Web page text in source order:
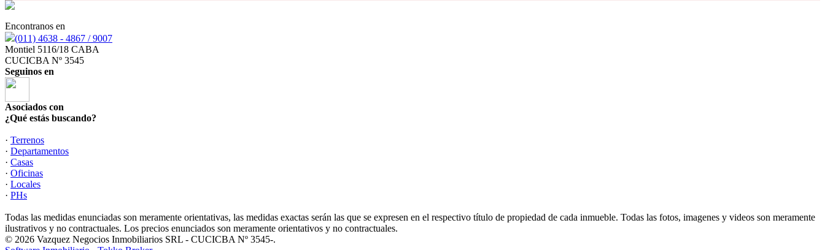
Encontranos en
(011) 4638 - 4867 / 9007
Montiel 5116/18 CABA
CUCICBA Nº 3545
Seguinos en
Asociados con
¿Qué estás buscando?
· Terrenos
· Departamentos
· Casas
· Oficinas
· Locales
· PHs
Todas las medidas enunciadas son meramente orientativas, las medidas exactas serán las que se expresen en el respectivo título de propiedad de cada inmueble. Todas las fotos, imagenes y videos son meramente
ilustrativos y no contractuales. Los precios enunciados son meramente orientativos y no contractuales.
© 2026 Vazquez Negocios Inmobiliarios SRL - CUCICBA Nº 3545-.